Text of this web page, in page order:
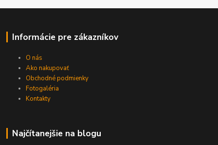
Informácie pre zákazníkov
O nás
Ako nakupovať
Obchodné podmienky
Fotogaléria
Kontakty
Najčítanejšie na blogu